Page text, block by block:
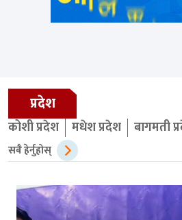
प्रदेश
कोशी प्रदेश मधेश प्रदेश बागमती
सबै हेर्नुहोस्